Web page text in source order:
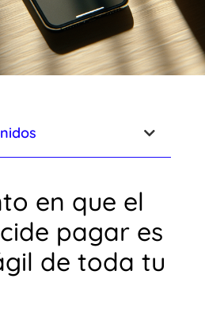
en que el
pagar es
de toda tu